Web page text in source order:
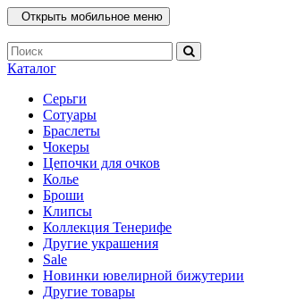
Открыть мобильное меню
Каталог
Серьги
Сотуары
Браслеты
Чокеры
Цепочки для очков
Колье
Броши
Клипсы
Коллекция Тенерифе
Другие украшения
Sale
Новинки ювелирной бижутерии
Другие товары